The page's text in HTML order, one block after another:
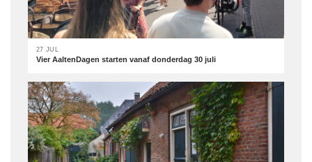
27 JUL
Vier AaltenDagen starten vanaf donderdag 30 juli